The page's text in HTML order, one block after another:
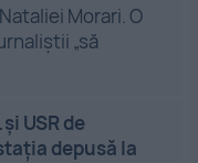
Morari. O
„să
USR de
depusă la